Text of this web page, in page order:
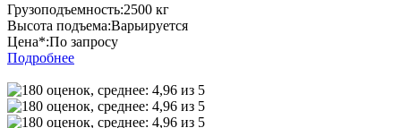
Грузоподъемность:2500 кг
Высота подъема:Варьируется
Цена*:По запросу
Подробнее